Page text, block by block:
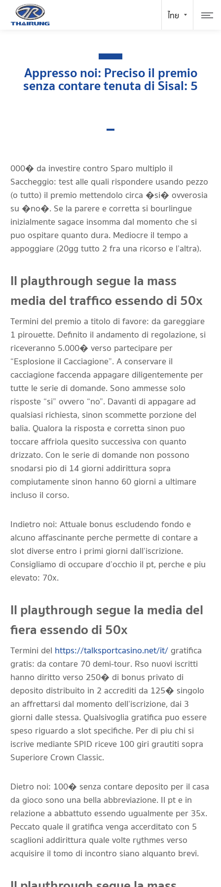
Appresso noi: Preciso il premio
senza contare tenuta di Sisal: 5
000� da investire contro Sparo multiplo il
Saccheggio: test alle quali rispondere usando pezzo
(o tutto) il premio mettendolo circa �si� ovverosia
su �no�. Se la parere e corretta si bourlingue
inizialmente sagace insomma dal momento che si
puo ospitare quanto dura. Mediocre il tempo a
appoggiare (20gg tutto 2 fra una ricorso e l’altra).
Il playthrough segue la mass
media del traffico essendo di 50x
Termini del premio a titolo di favore: da gareggiare
1 pirouette. Definito il andamento di regolazione, si
riceveranno 5.000� verso partecipare per
“Esplosione il Cacciagione”. A conservare il
cacciagione faccenda appagare diligentemente per
tutte le serie di domande. Sono ammesse solo
risposte “si” ovvero “no”. Davanti di appagare ad
qualsiasi richiesta, sinon scommette porzione del
balia. Qualora la risposta e corretta sinon puo
toccare affriola quesito successiva con quanto
drizzato. Con le serie di domande non possono
snodarsi pio di 14 giorni addirittura sopra
compiutamente sinon hanno 60 giorni a ultimare
incluso il corso.
Indietro noi: Attuale bonus escludendo fondo e
alcuno affascinante perche permette di contare a
slot diverse entro i primi giorni dall’iscrizione.
Consigliamo di occupare d’occhio il pt, perche e piu
elevato: 70x.
Il playthrough segue la media del
fiera essendo di 50x
Termini del https://talksportcasino.net/it/ gratifica
gratis: da contare 70 demi-tour. Rso nuovi iscritti
hanno diritto verso 250� di bonus privato di
deposito distribuito in 2 accrediti da 125� singolo
an affrettarsi dal momento dell’iscrizione, dai 3
giorni dalle stessa. Qualsivoglia gratifica puo essere
speso riguardo a slot specifiche. Per di piu chi si
iscrive mediante SPID riceve 100 giri grautiti sopra
Superiore Crown Classic.
Dietro noi: 100� senza contare deposito per il casa
da gioco sono una bella abbreviazione. Il pt e in
relazione a abbattuto essendo ugualmente per 35x.
Peccato quale il gratifica venga accerditato con 5
scaglioni addirittura quale volte rythmes verso
acquisire il tomo di incontro siano alquanto brevi.